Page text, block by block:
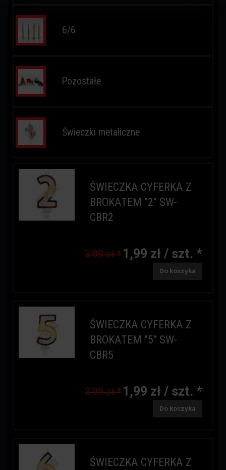
6/6
Pozostałe
Świeczki metaliczne
ŚWIECZKA CYFERKA Z
BROKATEM "2" SW-
CBR2
3,99 zł * 1,99 zł / szt. *
Do koszyka
ŚWIECZKA CYFERKA Z
BROKATEM "5" SW-
CBR5
3,99 zł * 1,99 zł / szt. *
Do koszyka
ŚWIECZKA CYFERKA Z